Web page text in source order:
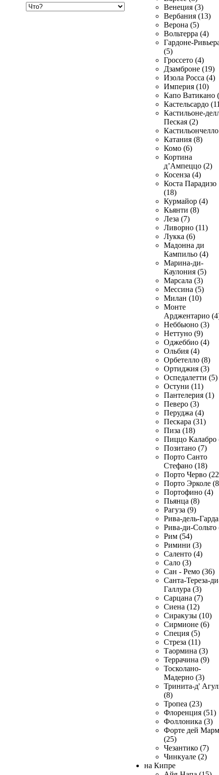
Венеция (3)
Вербания (13)
Верона (5)
Вольтерра (4)
Гардоне-
(5)
Гроссето (4)
Дзамброне (19)
Изола Росса (4)
Империя (10)
Капо Ватикано
Кастельсардо
Кастильоне-
Пеская (2)
Катания (8)
Комо (6)
Кортина
д’Ампеццо (2)
Косенза (4)
Коста Парадизо
(18)
Курмайор (4)
Кьянти (8)
Леза (7)
Ливорно (11)
Лукка (6)
Мадонна ди
Кампильо (4)
Марина-ди-
Каулония (5)
Марсала (3)
Мессина (5)
Милан (10)
Монте
Арджентарио
Неббьюно (3)
Неттуно (9)
Оджеббио (4)
Ольбия (4)
Орбетелло (8)
Ортиджия (3)
Оспедалетти (5)
Остуни (11)
Пантелерия (1)
Певеро (3)
Перуджа (4)
Пескара (31)
Пиза (18)
Пиццо Калабро
Позитано (7)
Порто Санто
Стефано (18)
Порто Черво
Порто Эрколе
Портофино (4)
Пьянца (8)
Рагуза (9)
Рива-дель-
Рива-ди-Сольто
Рим (54)
Римини (3)
Саленто (4)
Сало (3)
Сан - Ремо (36)
Санта-Тереза-
Галлура (3)
Сарцана (7)
Сиена (12)
Сиракузы (10)
Сирмионе (6)
Специя (5)
Стреза (11)
Таормина (3)
Террачина (9)
Тосколано-
Мадерно (3)
Тринита-д'
(8)
Тропеа (23)
Флоренция (51)
Фоллоника (3)
Форте дей
(25)
Чезантико (7)
Чинкуале (2)
на Кипре